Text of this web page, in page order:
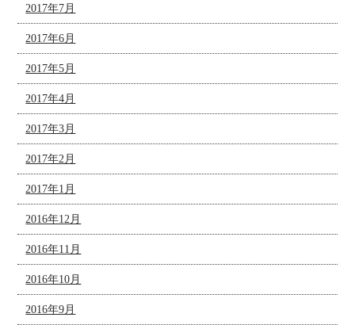
2017年7月
2017年6月
2017年5月
2017年4月
2017年3月
2017年2月
2017年1月
2016年12月
2016年11月
2016年10月
2016年9月